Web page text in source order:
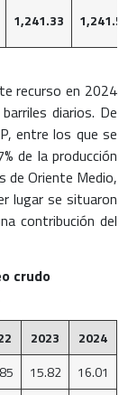
1,241.33
recurso en 2024
diarios. De
entre los que se
de la producción
de Oriente Medio,
lugar se situaron
contribución del
crudo
2023
2024
15.82
16.01